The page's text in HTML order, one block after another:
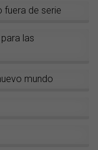
fuera de serie
las
mundo